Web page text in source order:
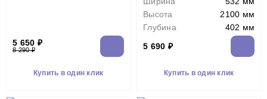
5 650 ₽
8 290 ₽
Купить в один клик
Высота
2100 мм
Глубина
402 мм
5 690 ₽
Купить в один клик